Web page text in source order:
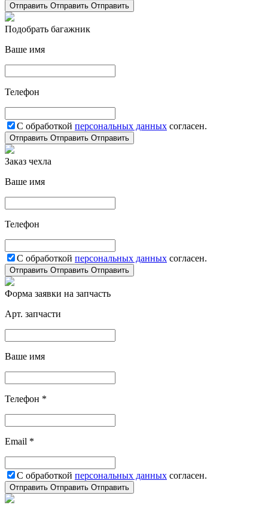
Отправить Отправить Отправить
Подобрать багажник
Ваше имя
Телефон
С обработкой персональных данных согласен.
Отправить Отправить Отправить
Заказ чехла
Ваше имя
Телефон
С обработкой персональных данных согласен.
Отправить Отправить Отправить
Форма заявки на запчасть
Арт. запчасти
Ваше имя
Телефон *
Email *
С обработкой персональных данных согласен.
Отправить Отправить Отправить